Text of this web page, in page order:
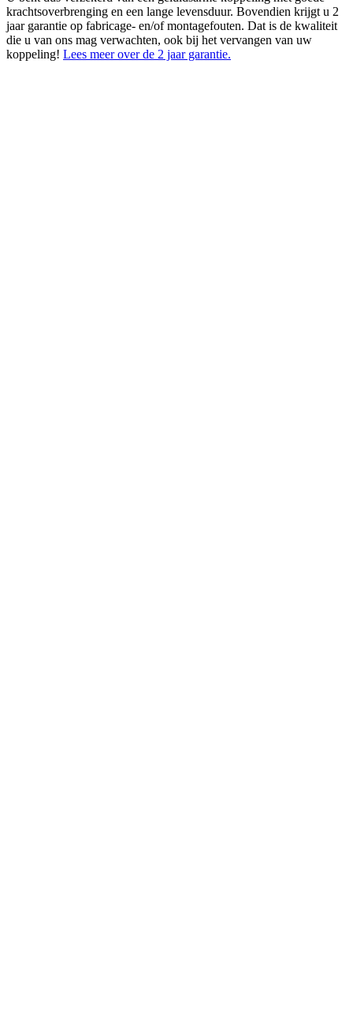
krachtsoverbrenging en een lange levensduur. Bovendien krijgt u 2
jaar garantie op fabricage- en/of montagefouten. Dat is de kwaliteit
die u van ons mag verwachten, ook bij het vervangen van uw
koppeling! Lees meer over de 2 jaar garantie.